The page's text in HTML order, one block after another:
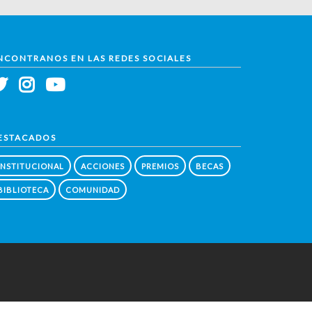
EN LAS REDES SOCIALES
ACCIONES PREMIOS BECAS
COMUNIDAD